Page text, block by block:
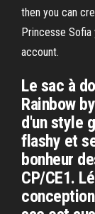
then you can
Princesse Sofia
account.
Le sac à
Rainbow
d'un style
flashy et
bonheur
CP/CE1.